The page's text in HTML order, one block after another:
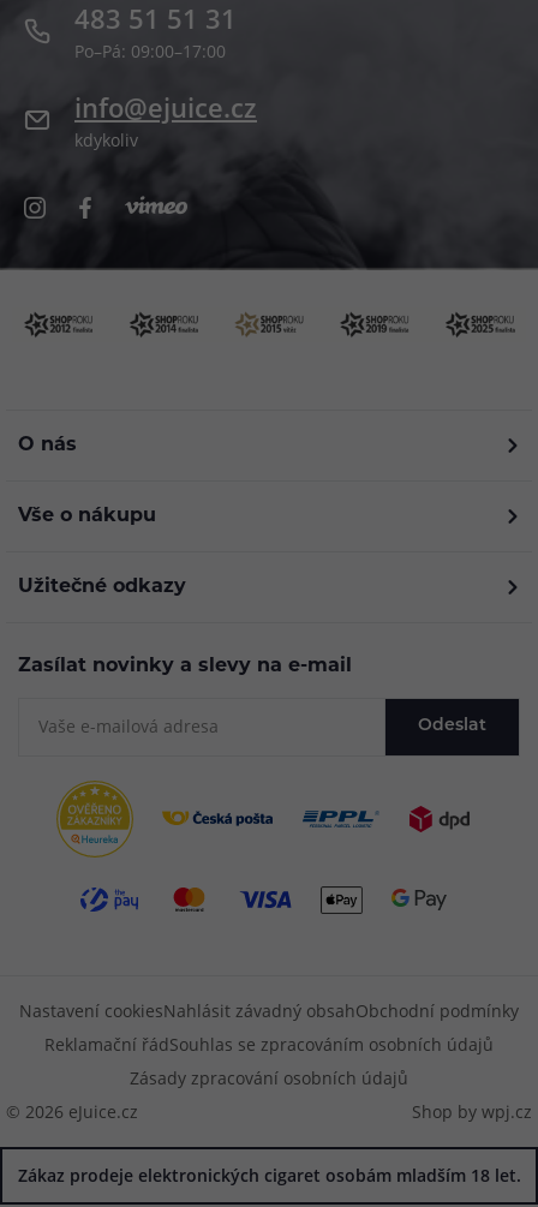
483 51 51 31
Po–Pá: 09:00–17:00
info@ejuice.cz
kdykoliv
O nás
Vše o nákupu
Užitečné odkazy
Zasílat novinky a slevy na e-mail
Odeslat
© 2026 eJuice.cz
Nastavení cookiesNahlásit závadný obsahObchodní podmínky
Reklamační řádSouhlas se zpracováním osobních údajů
Zásady zpracování osobních údajů
Shop by wpj.cz
Zákaz prodeje elektronických cigaret osobám mladším 18 let.